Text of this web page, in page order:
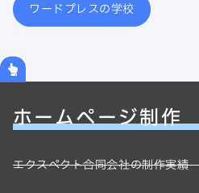
ワードプレスの学校
ホームページ制作
エクスペクト合同会社の制作実績